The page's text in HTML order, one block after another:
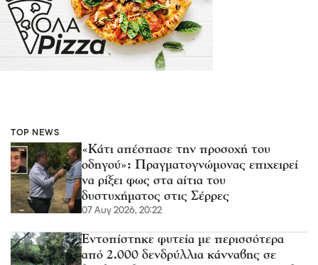
TOP NEWS
«Κάτι απέσπασε την προσοχή του
οδηγού»: Πραγματογνώμονας επιχειρεί
να ρίξει φως στα αίτια του
δυστυχήματος στις Σέρρες
07 Αυγ 2026, 20:22
Εντοπίστηκε φυτεία με περισσότερα
από 2.000 δενδρύλλια κάνναβης σε